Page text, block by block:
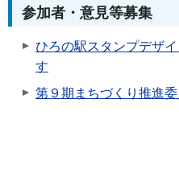
参加者・意見等募集
ひろの駅スタンプデザ
す
第９期まちづくり推進